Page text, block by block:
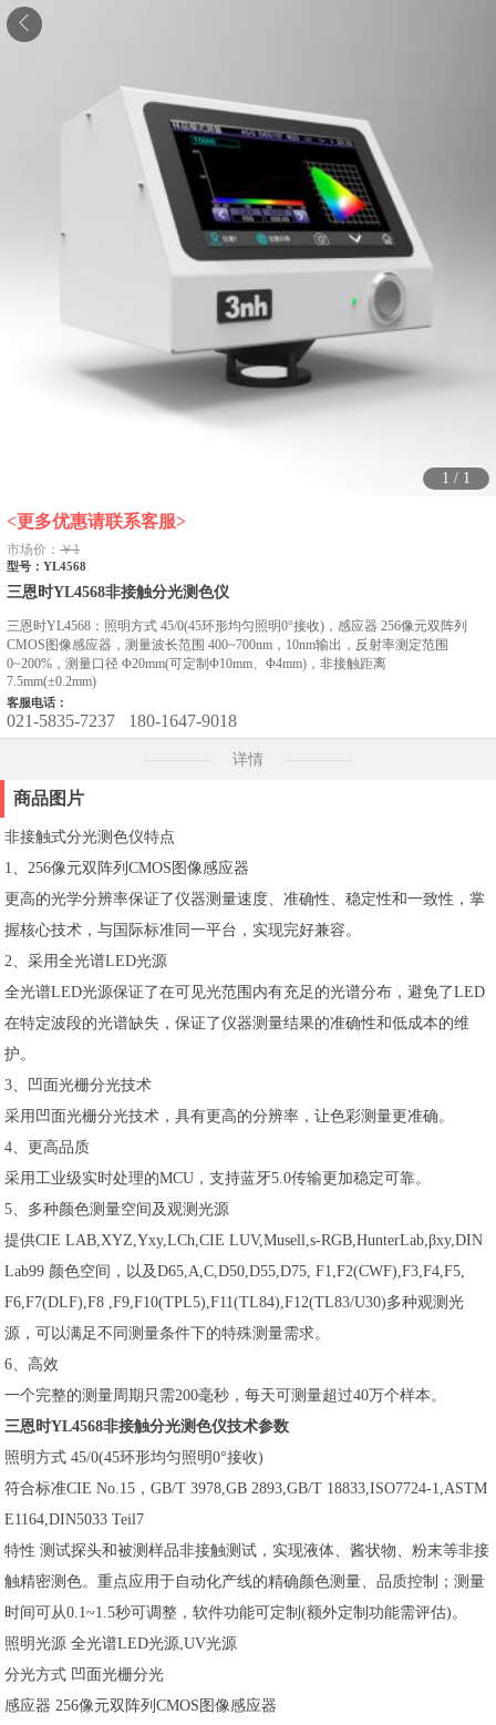
1 / 1
<更多优惠请联系客服>
市场价： ￥1
型号：YL4568
三恩时YL4568非接触分光测色仪
三恩时YL4568：照明方式 45/0(45环形均匀照明0°接收)，感应器 256像元双阵列
CMOS图像感应器，测量波长范围 400~700nm，10nm输出，反射率测定范围
0~200%，测量口径 Φ20mm(可定制Φ10mm、Φ4mm)，非接触距离
7.5mm(±0.2mm)
客服电话：
021-5835-7237 180-1647-9018
详情
商品图片
非接触式分光测色仪特点
1、256像元双阵列CMOS图像感应器
更高的光学分辨率保证了仪器测量速度、准确性、稳定性和一致性，掌
握核心技术，与国际标准同一平台，实现完好兼容。
2、采用全光谱LED光源
全光谱LED光源保证了在可见光范围内有充足的光谱分布，避免了LED
在特定波段的光谱缺失，保证了仪器测量结果的准确性和低成本的维
护。
3、凹面光栅分光技术
采用凹面光栅分光技术，具有更高的分辨率，让色彩测量更准确。
4、更高品质
采用工业级实时处理的MCU，支持蓝牙5.0传输更加稳定可靠。
5、多种颜色测量空间及观测光源
提供CIE LAB,XYZ,Yxy,LCh,CIE LUV,Musell,s-RGB,HunterLab,βxy,DIN
Lab99 颜色空间，以及D65,A,C,D50,D55,D75, F1,F2(CWF),F3,F4,F5,
F6,F7(DLF),F8 ,F9,F10(TPL5),F11(TL84),F12(TL83/U30)多种观测光
源，可以满足不同测量条件下的特殊测量需求。
6、高效
一个完整的测量周期只需200毫秒，每天可测量超过40万个样本。
三恩时YL4568非接触分光测色仪技术参数
照明方式 45/0(45环形均匀照明0°接收)
符合标准CIE No.15，GB/T 3978,GB 2893,GB/T 18833,ISO7724-1,ASTM
E1164,DIN5033 Teil7
特性 测试探头和被测样品非接触测试，实现液体、酱状物、粉末等非接
触精密测色。重点应用于自动化产线的精确颜色测量、品质控制；测量
时间可从0.1~1.5秒可调整，软件功能可定制(额外定制功能需评估)。
照明光源 全光谱LED光源,UV光源
分光方式 凹面光栅分光
感应器 256像元双阵列CMOS图像感应器